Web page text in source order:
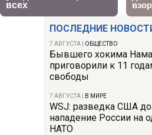
ПОСЛЕДНИЕ
7 АВГУСТА ОБЩЕСТВО
Бывшего хокима
приговорили к 11
свободы
7 АВГУСТА В МИРЕ
WSJ: разведка США
нападение России на
НАТО